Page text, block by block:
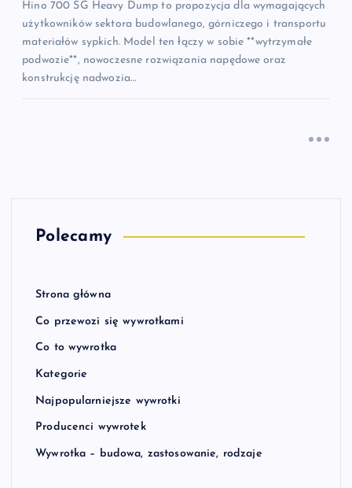
Hino 700 SG Heavy Dump to propozycja dla wymagających
użytkowników sektora budowlanego, górniczego i transportu
materiałów sypkich. Model ten łączy w sobie **wytrzymałe
podwozie**, nowoczesne rozwiązania napędowe oraz
konstrukcję nadwozia…
Polecamy
Strona główna
Co przewozi się wywrotkami
Co to wywrotka
Kategorie
Najpopularniejsze wywrotki
Producenci wywrotek
Wywrotka – budowa, zastosowanie, rodzaje